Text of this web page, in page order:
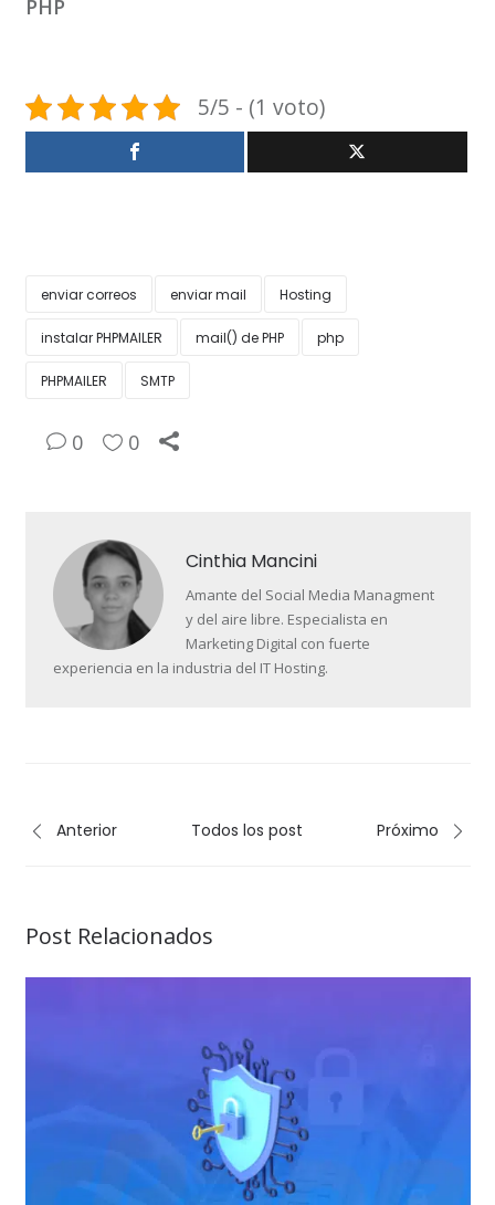
PHP
5/5 - (1 voto)
enviar correos enviar mail Hosting
instalar PHPMAILER mail() de PHP php
PHPMAILER SMTP
0 0
Cinthia Mancini
Amante del Social Media Managment
y del aire libre. Especialista en
Marketing Digital con fuerte
experiencia en la industria del IT Hosting.
Anterior Todos los post Próximo
Post Relacionados